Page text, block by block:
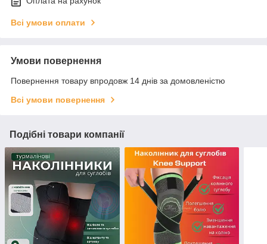
Всі умови оплати
Умови повернення
Повернення товару впродовж 14 днів за домовленістю
Всі умови повернення
Подібні товари компанії